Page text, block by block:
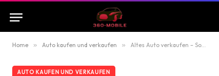
Home » Auto kaufen und verkaufen » Altes Auto verkaufen – So machen Sie den Verkauf einfach und profitabel
AUTO KAUFEN UND VERKAUFEN